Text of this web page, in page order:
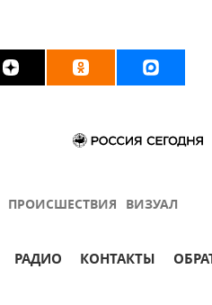
ПРОИСШЕСТВИЯ ВИЗУАЛ
РАДИО КОНТАКТЫ